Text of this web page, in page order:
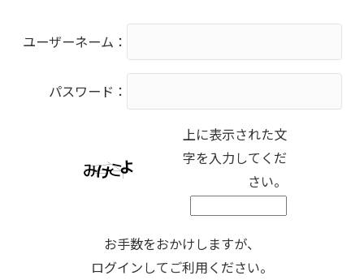
ユーザーネーム：
パスワード：
上に表示された文
字を入力してくだ
さい。
お手数をおかけしますが、
ログインしてご利用ください。